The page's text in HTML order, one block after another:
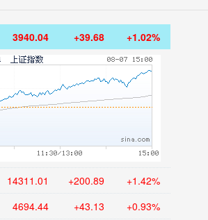
3940.04 +39.68 +1.02%
14311.01 +200.89 +1.42%
4694.44 +43.13 +0.93%